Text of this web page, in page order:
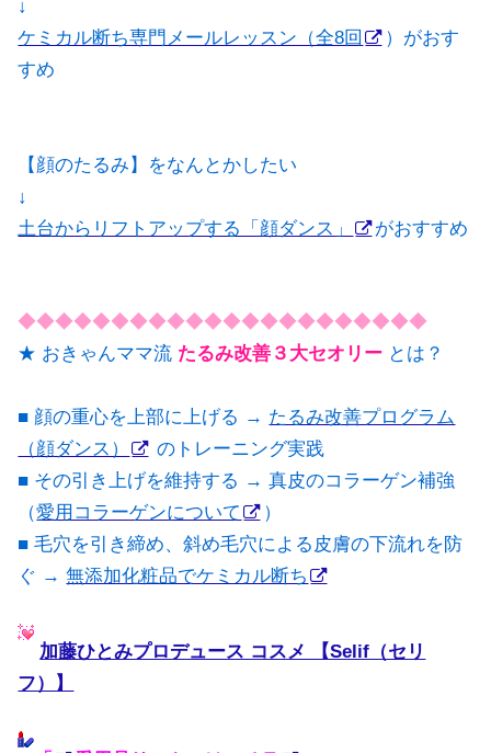
↓
ケミカル断ち専門メールレッスン（全8回
）がおす
すめ
【顔のたるみ】をなんとかしたい
↓
土台からリフトアップする「顔ダンス」
がおすすめ
◆◆◆◆◆◆◆◆◆◆◆◆◆◆◆◆◆◆◆◆◆◆
★ おきゃんママ流 たるみ改善３大セオリー とは？
■ 顔の重心を上部に上げる → たるみ改善プログラム
（顔ダンス）
のトレーニング実践
■ その引き上げを維持する → 真皮のコラーゲン補強
（愛用コラーゲンについて
）
■ 毛穴を引き締め、斜め毛穴による皮膚の下流れを防
ぐ →無添加化粧品でケミカル断ち
加藤ひとみプロデュース コスメ 【Selif（セリ
フ）】